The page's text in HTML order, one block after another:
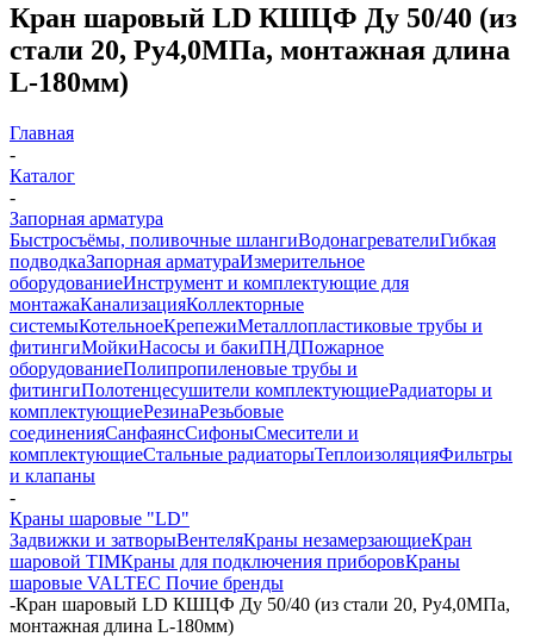
Кран шаровый LD КШЦФ Ду 50/40 (из
стали 20, Ру4,0МПа, монтажная длина
L-180мм)
Главная
-
Каталог
-
Запорная арматура
Быстросъёмы, поливочные шлангиВодонагревателиГибкая
подводкаЗапорная арматураИзмерительное
оборудованиеИнструмент и комплектующие для
монтажаКанализацияКоллекторные
системыКотельноеКрепежиМеталлопластиковые трубы и
фитингиМойкиНасосы и бакиПНДПожарное
оборудованиеПолипропиленовые трубы и
фитингиПолотенцесушители комплектующиеРадиаторы и
комплектующиеРезинаРезьбовые
соединенияСанфаянсСифоныСмесители и
комплектующиеСтальные радиаторыТеплоизоляцияФильтры
и клапаны
-
Краны шаровые "LD"
Задвижки и затворыВентеляКраны незамерзающиеКран
шаровой TIMКраны для подключения приборовКраны
шаровые VALTEC Почие бренды
-Кран шаровый LD КШЦФ Ду 50/40 (из стали 20, Ру4,0МПа,
монтажная длина L-180мм)